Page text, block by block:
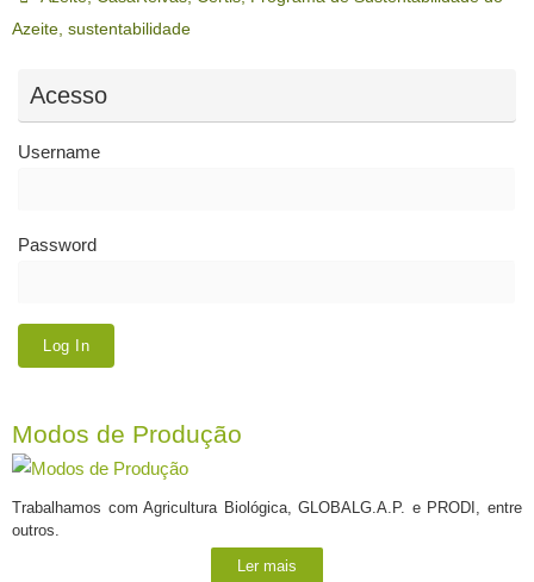
Azeite, sustentabilidade
Acesso
Username
Password
Modos de Produção
Trabalhamos com Agricultura Biológica, GLOBALG.A.P. e PRODI, entre
outros.
Ler mais